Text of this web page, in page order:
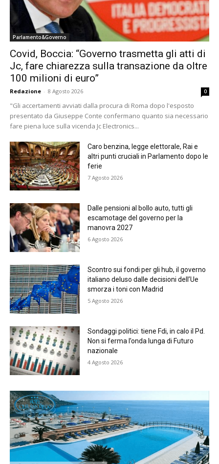
Parlamento&Governo
Covid, Boccia: “Governo trasmetta gli atti di
Jc, fare chiarezza sulla transazione da oltre
100 milioni di euro”
Redazione - 8 Agosto 2026 0
"Gli accertamenti avviati dalla procura di Roma dopo l'esposto
presentato da Giuseppe Conte confermano quanto sia necessario
fare piena luce sulla vicenda Jc Electronics...
Caro benzina, legge elettorale, Rai e
altri punti cruciali in Parlamento dopo le
ferie
7 Agosto 2026
Dalle pensioni al bollo auto, tutti gli
escamotage del governo per la
manovra 2027
6 Agosto 2026
Scontro sui fondi per gli hub, il governo
italiano deluso dalle decisioni dell’Ue
smorza i toni con Madrid
5 Agosto 2026
Sondaggi politici: tiene Fdi, in calo il Pd.
Non si ferma l’onda lunga di Futuro
nazionale
4 Agosto 2026